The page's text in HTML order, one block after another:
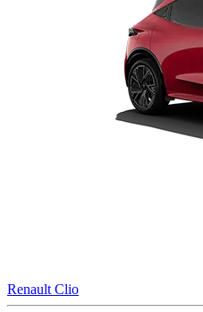
Renault Clio